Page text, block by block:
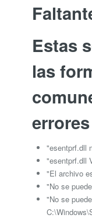
Estas
las
"esentprf.dll
"esentprf.dll
"El archivo
"No se
"No se